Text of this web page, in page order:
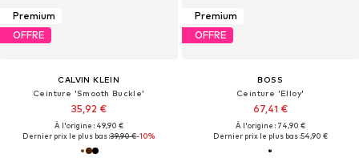
Premium
OFFRE
CALVIN KLEIN
Ceinture 'Smooth Buckle'
35,92 €
À l'origine : 49,90 €
Dernier prix le plus bas :39,90 €-10%
Premium
OFFRE
BOSS
Ceinture 'Elloy'
67,41 €
À l'origine : 74,90 €
Dernier prix le plus bas :54,90 €